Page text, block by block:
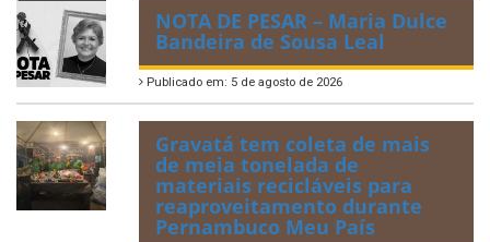
NOTA DE PESAR – Maria Dulce
Bandeira de Sousa Leal
Publicado em: 5 de agosto de 2026
Gravatá tem coleta de mais
de meia tonelada de
materiais recicláveis para
reaproveitamento durante
Pernambuco Meu País